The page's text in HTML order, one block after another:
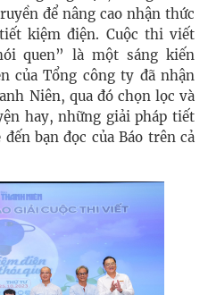
để nâng cao nhận thức
kiệm điện. Cuộc thi viết
quen” là một sáng kiến
của Tổng công ty đã nhận
Niên, qua đó chọn lọc và
hay, những giải pháp tiết
bạn đọc của Báo trên cả